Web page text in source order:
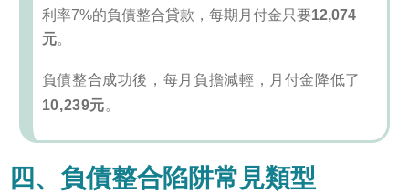
利率7%的負債整合貸款，每期月付金只要12,074
元。
負債整合成功後，每月負擔減輕，月付金降低了
10,239元。
四、負債整合陷阱常見類型